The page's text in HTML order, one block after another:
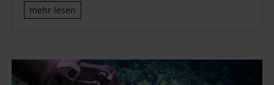
mehr lesen